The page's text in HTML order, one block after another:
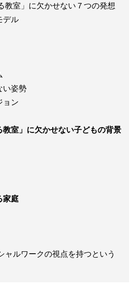
室」に欠かせない７つの発想
デル
い姿勢
ョン
室」に欠かせない子どもの背景
家庭
ルワークの視点を持つという